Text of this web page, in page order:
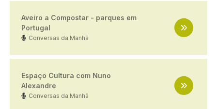
Aveiro a Compostar - parques em
Portugal
Conversas da Manhã
Espaço Cultura com Nuno
Alexandre
Conversas da Manhã